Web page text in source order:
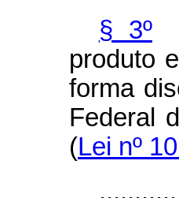
§ 3º
produto
forma
Federal
(Lei nº